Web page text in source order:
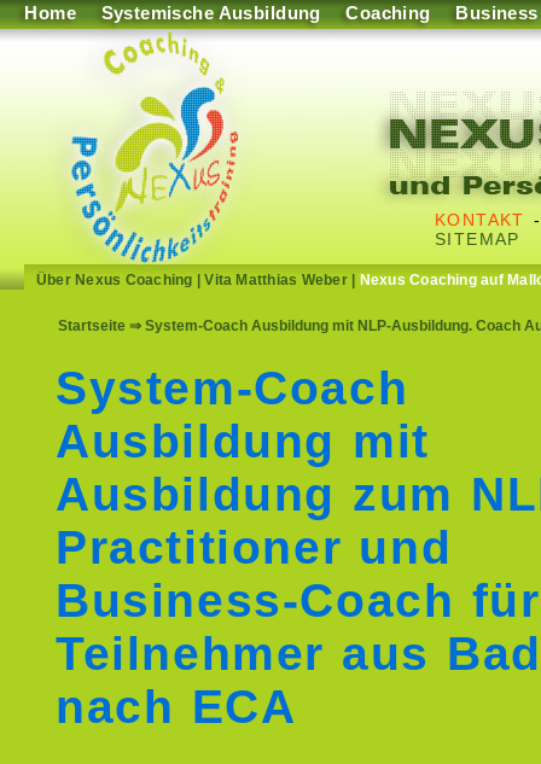
Home Systemische Ausbildung Coaching Business
KONTAKT
SITEMAP
Über Nexus Coaching |Vita Matthias Weber| Nexus Coaching auf
Startseite ⇒ System-Coach Ausbildung mit NLP-Ausbildung. Coach
System-Coach
Ausbildung mit
Ausbildung zum
Practitioner und
Business-Coach für
Teilnehmer aus
nach ECA